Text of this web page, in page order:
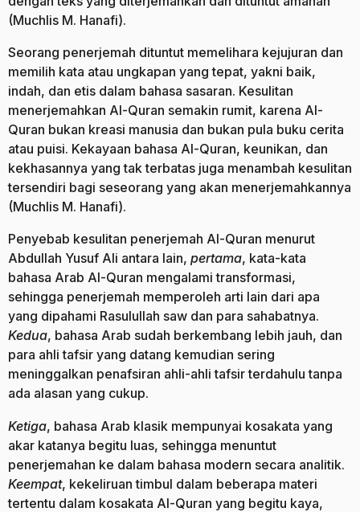
(Muchlis M. Hanafi).
Seorang penerjemah dituntut memelihara kejujuran dan
memilih kata atau ungkapan yang tepat, yakni baik,
indah, dan etis dalam bahasa sasaran. Kesulitan
menerjemahkan Al-Quran semakin rumit, karena Al-
Quran bukan kreasi manusia dan bukan pula buku cerita
atau puisi. Kekayaan bahasa Al-Quran, keunikan, dan
kekhasannya yang tak terbatas juga menambah kesulitan
tersendiri bagi seseorang yang akan menerjemahkannya
(Muchlis M. Hanafi).
Penyebab kesulitan penerjemah Al-Quran menurut
Abdullah Yusuf Ali antara lain, pertama, kata-kata
bahasa Arab Al-Quran mengalami transformasi,
sehingga penerjemah memperoleh arti lain dari apa
yang dipahami Rasulullah saw dan para sahabatnya.
Kedua, bahasa Arab sudah berkembang lebih jauh, dan
para ahli tafsir yang datang kemudian sering
meninggalkan penafsiran ahli-ahli tafsir terdahulu tanpa
ada alasan yang cukup.
Ketiga, bahasa Arab klasik mempunyai kosakata yang
akar katanya begitu luas, sehingga menuntut
penerjemahan ke dalam bahasa modern secara analitik.
Keempat, kekeliruan timbul dalam beberapa materi
tertentu dalam kosakata Al-Quran yang begitu kaya,